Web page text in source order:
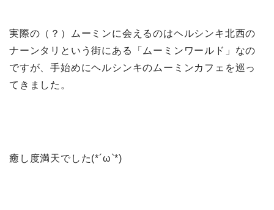
実際の（？）ムーミンに会えるのはヘルシンキ北西の
ナーンタリという街にある「ムーミンワールド」なの
ですが、手始めにヘルシンキのムーミンカフェを巡っ
てきました。
癒し度満天でした(*´ω`*)